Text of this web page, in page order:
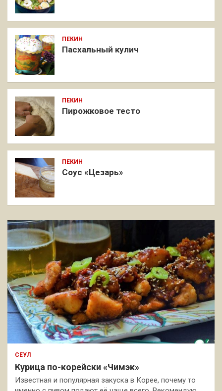
ПЕКИН
Пасхальный кулич
ПЕКИН
Пирожковое тесто
ПЕКИН
Соус «Цезарь»
СЕУЛ
Курица по-корейски «Чимэк»
Известная и популярная закуска в Корее, почему то